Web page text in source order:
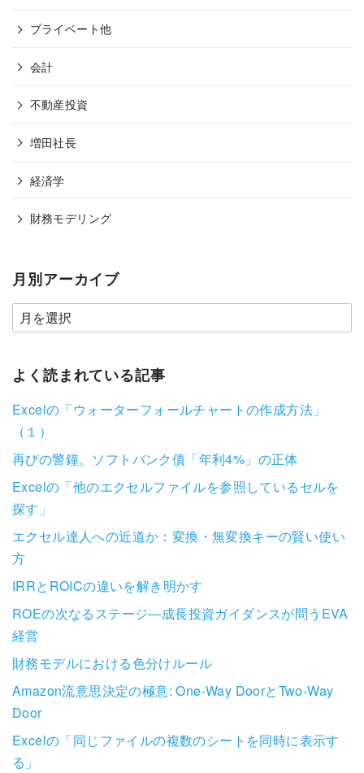
プライベート他
会計
不動産投資
増田社長
経済学
財務モデリング
月別アーカイブ
よく読まれている記事
Excelの「ウォーターフォールチャートの作成方法」
（１）
再びの警鐘。ソフトバンク債「年利4%」の正体
Excelの「他のエクセルファイルを参照しているセルを
探す」
エクセル達人への近道か：変換・無変換キーの賢い使い
方
IRRとROICの違いを解き明かす
ROEの次なるステージ―成長投資ガイダンスが問うEVA
経営
財務モデルにおける色分けルール
Amazon流意思決定の極意: One-Way DoorとTwo-Way
Door
Excelの「同じファイルの複数のシートを同時に表示す
る」